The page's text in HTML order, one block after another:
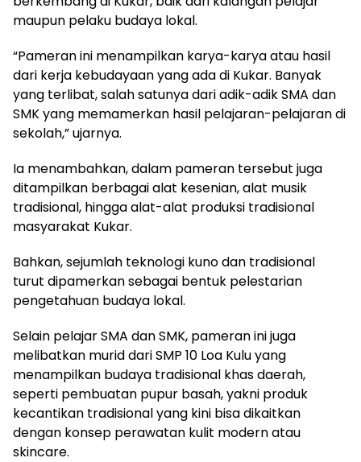
maupun pelaku budaya lokal.
“Pameran ini menampilkan karya-karya atau hasil
dari kerja kebudayaan yang ada di Kukar. Banyak
yang terlibat, salah satunya dari adik-adik SMA dan
SMK yang memamerkan hasil pelajaran-pelajaran di
sekolah,” ujarnya.
Ia menambahkan, dalam pameran tersebut juga
ditampilkan berbagai alat kesenian, alat musik
tradisional, hingga alat-alat produksi tradisional
masyarakat Kukar.
Bahkan, sejumlah teknologi kuno dan tradisional
turut dipamerkan sebagai bentuk pelestarian
pengetahuan budaya lokal.
Selain pelajar SMA dan SMK, pameran ini juga
melibatkan murid dari SMP 10 Loa Kulu yang
menampilkan budaya tradisional khas daerah,
seperti pembuatan pupur basah, yakni produk
kecantikan tradisional yang kini bisa dikaitkan
dengan konsep perawatan kulit modern atau
skincare.